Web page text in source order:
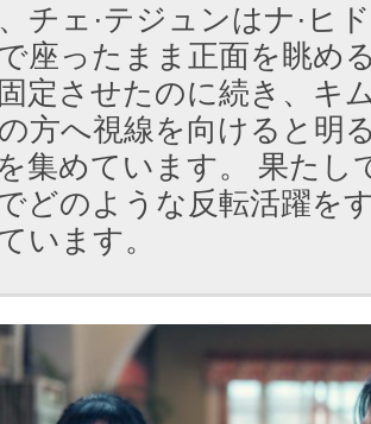
チェ·テジュンはナ·ヒ
座ったまま正面を眺め
定させたのに続き、キ
方へ視線を向けると明
集めています。 果たし
どのような反転活躍を
います。